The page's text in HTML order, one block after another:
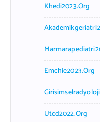
Khedi2023.org
Emchie2023.org
Utcd2022.org